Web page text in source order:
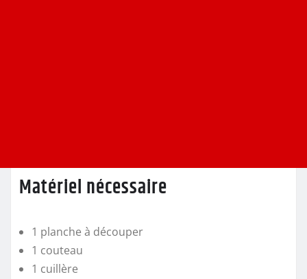
Matériel nécessaire
1 planche à découper
1 couteau
1 cuillère